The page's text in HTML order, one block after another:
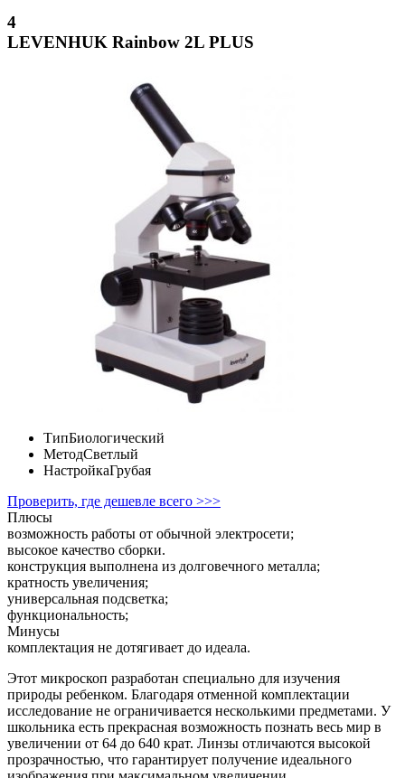
4
LEVENHUK Rainbow 2L PLUS
ТипБиологический
МетодСветлый
НастройкаГрубая
Проверить, где дешевле всего >>>
Плюсы
возможность работы от обычной электросети;
высокое качество сборки.
конструкция выполнена из долговечного металла;
кратность увеличения;
универсальная подсветка;
функциональность;
Минусы
комплектация не дотягивает до идеала.
Этот микроскоп разработан специально для изучения
природы ребенком. Благодаря отменной комплектации
исследование не ограничивается несколькими предметами. У
школьника есть прекрасная возможность познать весь мир в
увеличении от 64 до 640 крат. Линзы отличаются высокой
прозрачностью, что гарантирует получение идеального